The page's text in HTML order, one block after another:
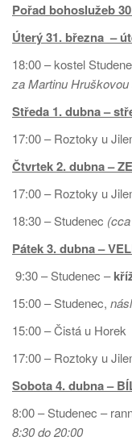
Pořad bohoslužeb
Úterý 31. března –
18:00 – kostel
za Martinu Hruškovou
Středa 1. dubna –
17:00 – Roztoky u
Čtvrtek 2. dubna –
17:00 – Roztoky u
18:30 – Studenec
Pátek3. dubna –
9:30 – Studenec –
15:00 – Studenec,
15:00 – Čistá u Horek
17:00 – Roztoky u
Sobota 4. dubna –
8:00 – Studenec –
8:30 do 20:00